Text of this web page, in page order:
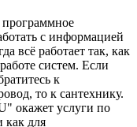
с информацией
всё работает так, как
систем. Если
к
то к сантехнику.
окажет услуги по
как для